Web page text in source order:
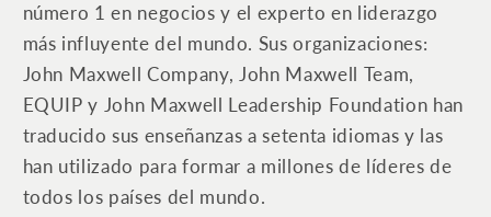
número 1 en negocios y el experto en liderazgo
más influyente del mundo. Sus organizaciones:
John Maxwell Company, John Maxwell Team,
EQUIP y John Maxwell Leadership Foundation han
traducido sus enseñanzas a setenta idiomas y las
han utilizado para formar a millones de líderes de
todos los países del mundo.